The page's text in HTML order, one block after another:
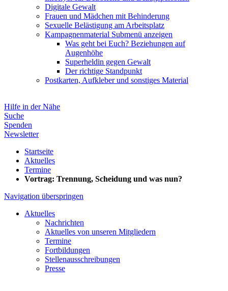
Digitale Gewalt
Frauen und Mädchen mit Behinderung
Sexuelle Belästigung am Arbeitsplatz
Kampagnenmaterial Submenü anzeigen
Was geht bei Euch? Beziehungen auf
Augenhöhe
Superheldin gegen Gewalt
Der richtige Standpunkt
Postkarten, Aufkleber und sonstiges Material
Hilfe in der Nähe
Suche
Spenden
Newsletter
Startseite
Aktuelles
Termine
Vortrag: Trennung, Scheidung und was nun?
Navigation überspringen
Aktuelles
Nachrichten
Aktuelles von unseren Mitgliedern
Termine
Fortbildungen
Stellenausschreibungen
Presse